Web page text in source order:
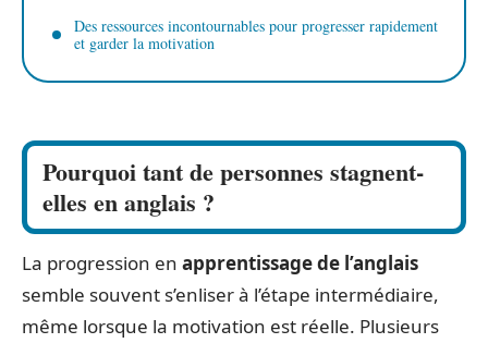
Des ressources incontournables pour progresser rapidement
et garder la motivation
Pourquoi tant de personnes stagnent-
elles en anglais ?
La progression en apprentissage de l’anglais
semble souvent s’enliser à l’étape intermédiaire,
même lorsque la motivation est réelle. Plusieurs